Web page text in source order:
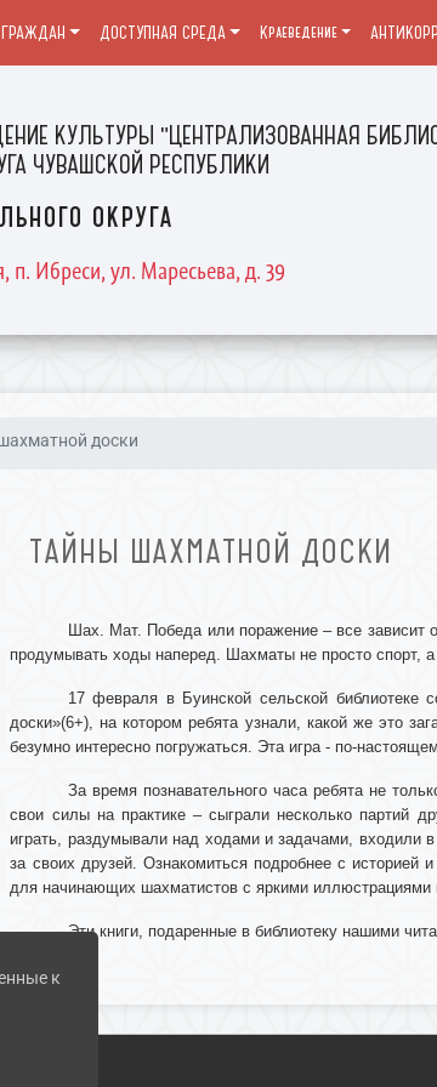
КУЛЬТУРЫ "ЦЕНТРАЛИЗОВАННАЯ
ЧУВАШСКОЙ РЕСПУБЛИКИ
округа
п. Ибреси, ул. Маресьева, д. 39
ДОСТУПНАЯ СРЕДА Краеведение
доски
ТАЙНЫ ШАХМАТНОЙ ДОСКИ
Шах. Мат. Победа или поражение – все зависит
продумывать ходы наперед. Шахматы не просто спорт, а
17 февраля в Буинской сельской библиотеке
доски»(6+), на котором ребята узнали, какой же это
безумно интересно погружаться. Эта игра - по-
За время познавательного часа ребята не
свои силы на практике – сыграли несколько партий
играть, раздумывали над ходами и задачами, входили
за своих друзей. Ознакомиться подробнее с историей
для начинающих шахматистов с яркими иллюстрациями
Эти книги, подаренные в библиотеку нашими
к